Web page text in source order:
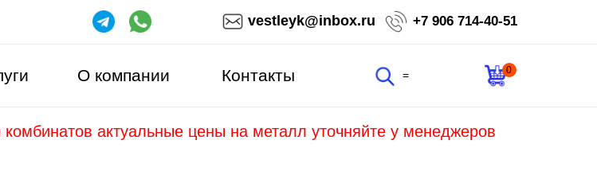
+7 906 714-40-51
vestleyk@inbox.ru
= 0
Контакты
О компании
актуальные цены на металл уточняйте у менеджеров